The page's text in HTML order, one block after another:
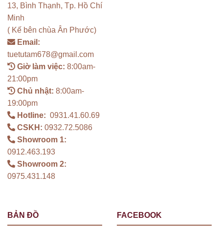
13, Bình Thạnh, Tp. Hồ Chí
Minh
( Kế bên chùa Ân Phước)
Email:
tuetutam678@gmail.com
Giờ làm việc: 8:00am-
21:00pm
Chủ nhật: 8:00am-
19:00pm
Hotline: 0931.41.60.69
CSKH: 0932.72.5086
Showroom 1:
0912.463.193
Showroom 2:
0975.431.148
BẢN ĐỒ FACEBOOK